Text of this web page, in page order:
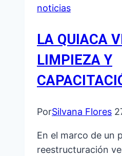
noticias
LA QUIACA
LIMPIEZA Y
PorSilvana Flores
En el marco de un
reestructuración